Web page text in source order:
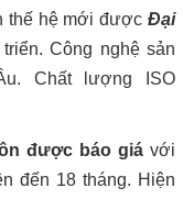
thế hệ mới được Đại
Công nghệ sản
Chất lượng ISO
được báo giá với
đến 18 tháng. Hiện